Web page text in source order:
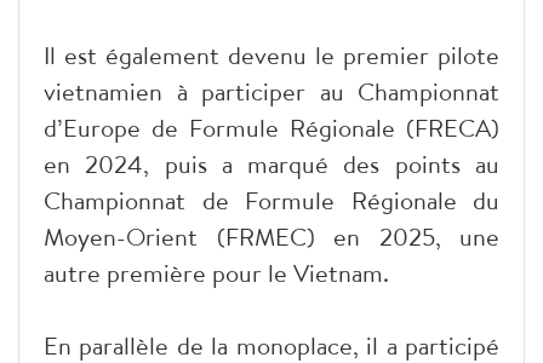
Il est également devenu le premier pilote
vietnamien à participer au Championnat
d’Europe de Formule Régionale (FRECA)
en 2024, puis a marqué des points au
Championnat de Formule Régionale du
Moyen-Orient (FRMEC) en 2025, une
autre première pour le Vietnam.
En parallèle de la monoplace, il a participé